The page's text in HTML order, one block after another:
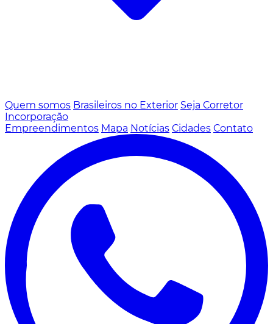
Quem somos Brasileiros no Exterior Seja Corretor
Incorporação
Empreendimentos Mapa Notícias Cidades Contato